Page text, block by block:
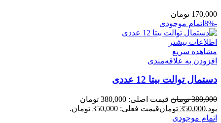
170,000 تومان
-8%
اتمام موجودی
اطلاعات بیشتر
مشاهده سریع
افزودن به علاقه‌مندی
دستمال توالت بیتا 12 عددی
380,000 تومان
قیمت اصلی: 380,000 تومان
بود.350,000 تومانقیمت فعلی: 350,000 تومان.
اتمام موجودی